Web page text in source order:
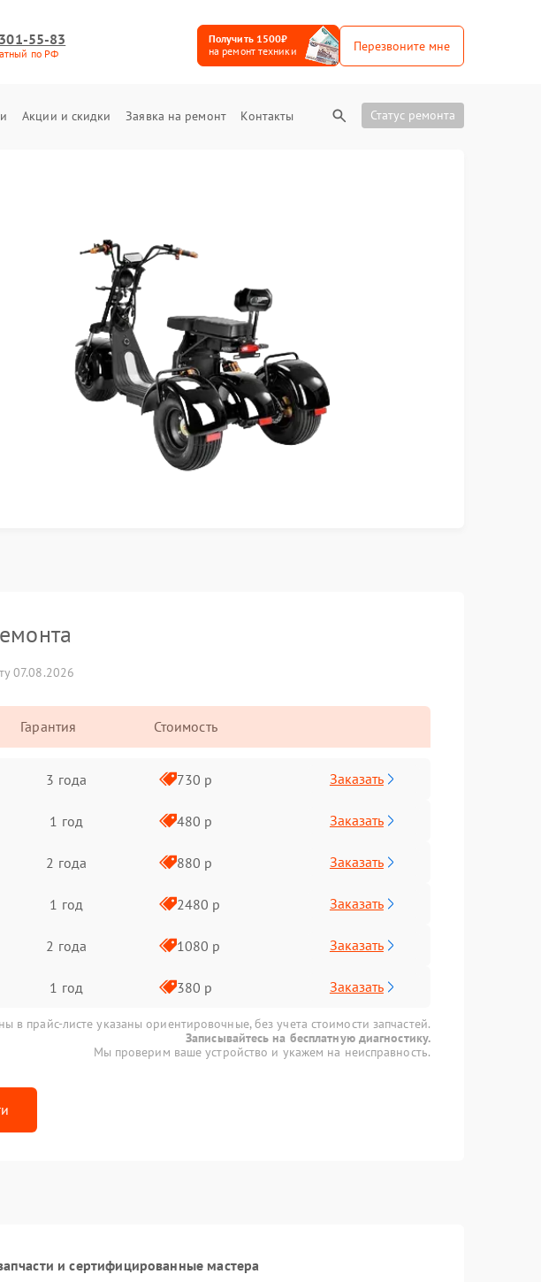
55-83
по РФ
Получить 1500₽
на ремонт техники
Перезвоните мне
Акции и скидки Заявка на ремонт Контакты Статус ремонта
07.08.2026
Гарантия Стоимость
3 года 730 р Заказать
1 год 480 р Заказать
2 года 880 р Заказать
1 год 2480 р Заказать
2 года 1080 р Заказать
1 год 380 р Заказать
в прайс-листе указаны ориентировочные, без учета стоимости запчастей.
Записывайтесь на бесплатную диагностику.
Мы проверим ваше устройство и укажем на неисправность.
и сертифицированные мастера